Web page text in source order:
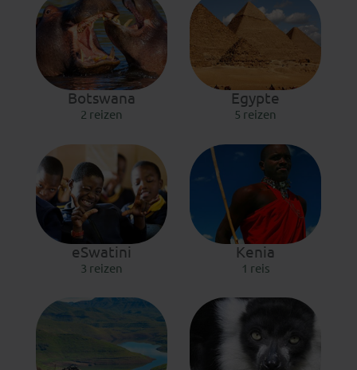
Botswana
2 reizen
Egypte
5 reizen
eSwatini
3 reizen
Kenia
1 reis